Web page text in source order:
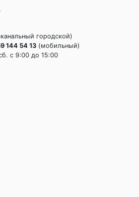
городской)
144 54 13 (мобильный)
c 9:00 до 15:00